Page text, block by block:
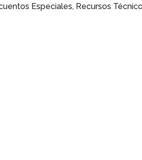
Especiales, Recursos